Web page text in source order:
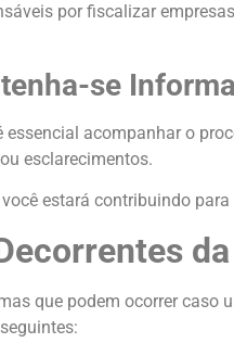
por fiscalizar
se
essencial acompanhar o
esclarecimentos.
estará contribuindo
que podem ocorrer